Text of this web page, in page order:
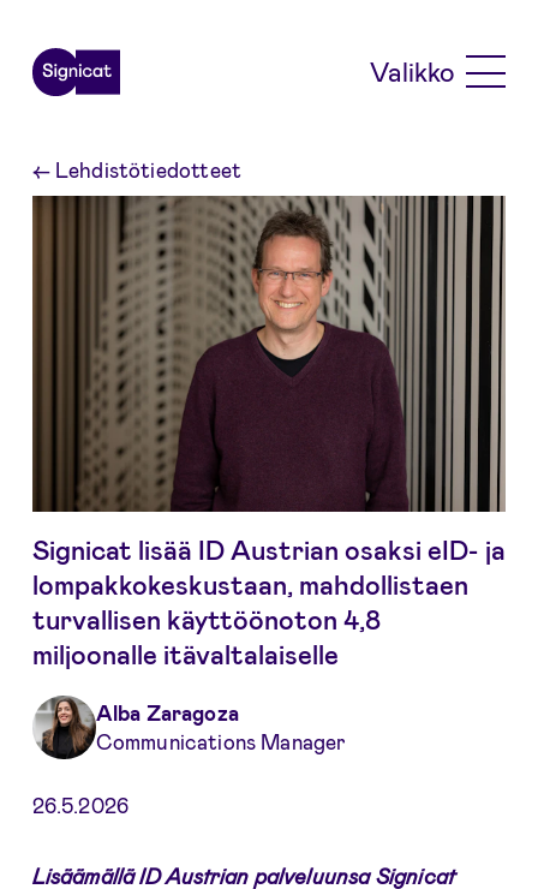
Valikko
←Lehdistötiedotteet
Alba Zaragoza
Communications Manager
26.5.2026
Signicat lisää ID Austrian osaksi eID- ja
lompakkokeskustaan, mahdollistaen
turvallisen käyttöönoton 4,8
miljoonalle itävaltalaiselle
Lisäämällä ID Austrian palveluunsa Signicat